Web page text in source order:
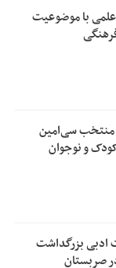
علمی با موضوعیت
منتخب سی‌امین
و نوجوان
ادبی بزرگداشت
صربستان